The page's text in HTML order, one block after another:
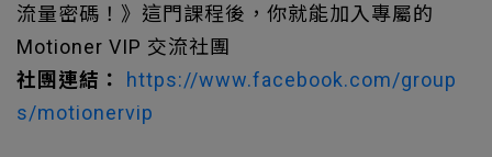
流量密碼！》這門課程後，你就能加入專屬的
Motioner VIP 交流社團
社團連結：
https://www.facebook.com/group
s/motionervip